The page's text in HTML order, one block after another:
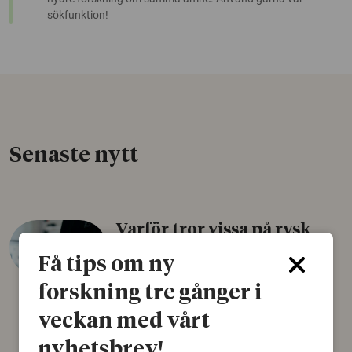
sökfunktion!
Senaste nytt
Varför tror vissa på rysk
Personer som är mer benägna att tro på
konspirationsteorier är ofta mer mottagliga
för rysk desinformation. Det visar en studie
Få tips om ny
forskning tre gånger i
veckan med vårt